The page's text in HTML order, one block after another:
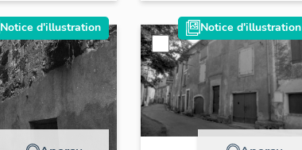
Notice d'illustration Notice d'illustration